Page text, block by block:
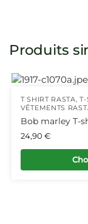
Produits
T SHIRT RASTA,T-
VÊTEMENTS
Bob marley T-
24,90 €